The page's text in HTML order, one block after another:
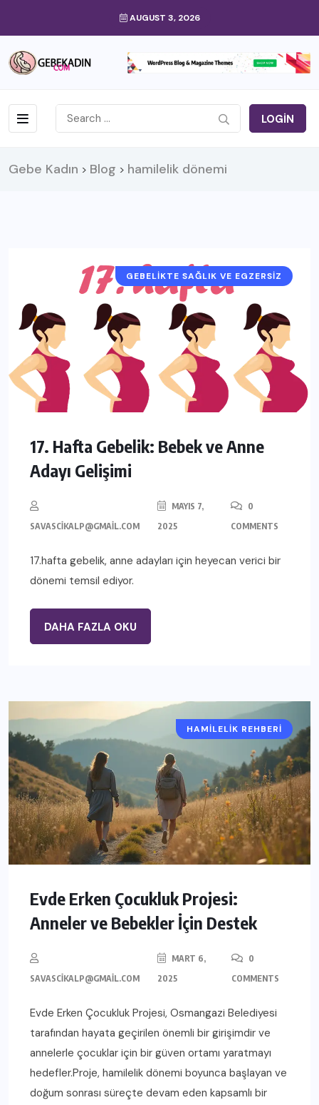
AUGUST 3, 2026
LOGIN
Gebe Kadın > Blog > hamilelik dönemi
GEBELIKTE SAĞLIK VE EGZERSIZ
17. Hafta Gebelik: Bebek ve Anne
Adayı Gelişimi
SAVASCIKALP@GMAIL.COM
MAYIS 7,
2025
0
COMMENTS
17.hafta gebelik, anne adayları için heyecan verici bir
dönemi temsil ediyor.
DAHA FAZLA OKU
HAMILELIK REHBERI
Evde Erken Çocukluk Projesi:
Anneler ve Bebekler İçin Destek
SAVASCIKALP@GMAIL.COM
MART 6,
2025
0
COMMENTS
Evde Erken Çocukluk Projesi, Osmangazi Belediyesi
tarafından hayata geçirilen önemli bir girişimdir ve
annelerle çocuklar için bir güven ortamı yaratmayı
hedefler.Proje, hamilelik dönemi boyunca başlayan ve
doğum sonrası süreçte devam eden kapsamlı bir